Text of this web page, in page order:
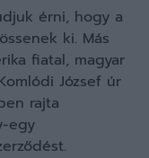
érni, hogy a
ki. Más
fiatal, magyar
József úr
rajta
egy